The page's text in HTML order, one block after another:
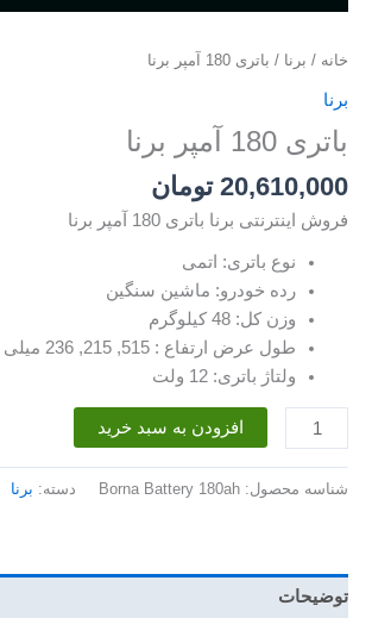
خانه / برنا / باتری 180 آمپر برنا
برنا
باتری 180 آمپر برنا
20,610,000 تومان
فروش اینترنتی برنا باتری 180 آمپر برنا
نوع باتری: اتمی
رده خودرو: ماشین سنگین
وزن کل: 48 کیلوگرم
طول عرض ارتفاع : 515, 215, 236 میلی متر
ولتاژ باتری: 12 ولت
باتری
180
افزودن به سبد خرید
شناسه محصول: Borna Battery 180ah دسته: برنا
توضیحات